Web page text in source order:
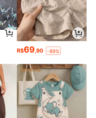
R$69 ,90 -89%